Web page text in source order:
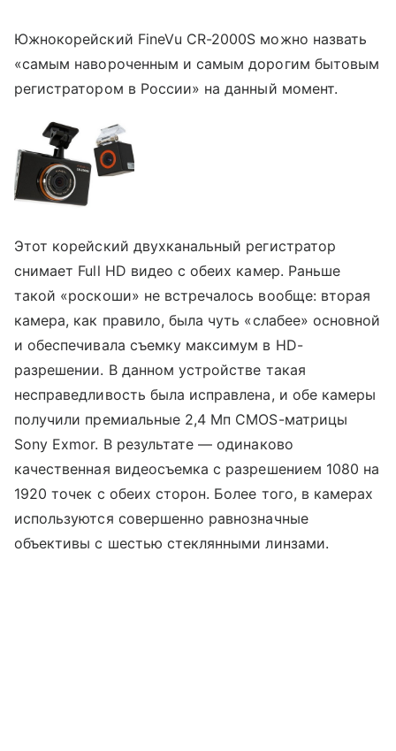
Южнокорейский FineVu CR-2000S можно назвать
«самым навороченным и самым дорогим бытовым
регистратором в России» на данный момент.
Этот корейский двухканальный регистратор
снимает Full HD видео с обеих камер. Раньше
такой «роскоши» не встречалось вообще: вторая
камера, как правило, была чуть «слабее» основной
и обеспечивала съемку максимум в HD-
разрешении. В данном устройстве такая
несправедливость была исправлена, и обе камеры
получили премиальные 2,4 Мп CMOS-матрицы
Sony Exmor. В результате — одинаково
качественная видеосъемка с разрешением 1080 на
1920 точек с обеих сторон. Более того, в камерах
используются совершенно равнозначные
объективы с шестью стеклянными линзами.